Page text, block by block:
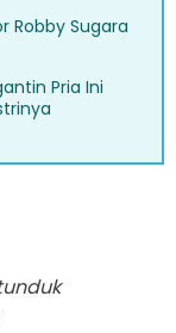
Robby Sugara
Pria Ini